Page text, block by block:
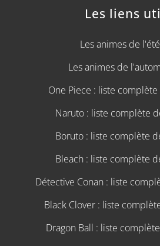
Les liens
Les animes de
Les animes de
One Piece : liste
Naruto : liste complète
Boruto : liste complète
Bleach : liste complète
Détective Conan : liste
Black Clover : liste
Dragon Ball : liste